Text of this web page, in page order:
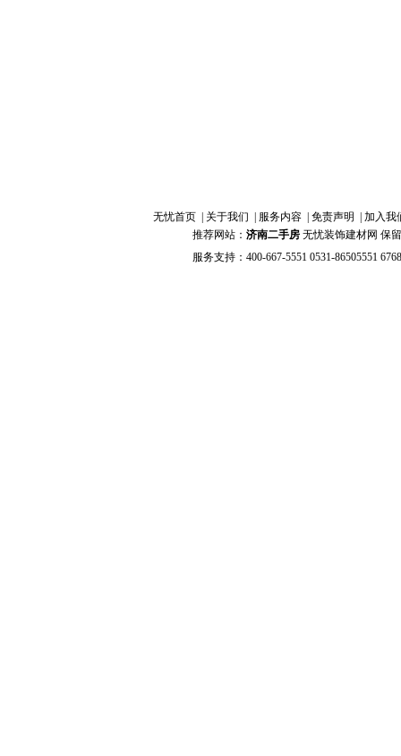
无忧首页 关于我们 服务内容 免责声明
加入我
推荐网站： 济南二手房 无忧装饰建材网 保
服务支持：400-667-5551 0531-86505551